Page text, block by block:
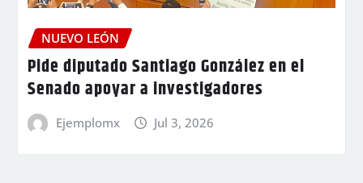
NUEVO LEÓN
Pide diputado Santiago González en el
Senado apoyar a investigadores
Ejemplomx Jul 3, 2026